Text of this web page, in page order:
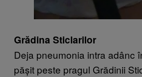
Grădina Sticlarilor
Deja pneumonia intra adânc
pășit peste pragul Grădinii